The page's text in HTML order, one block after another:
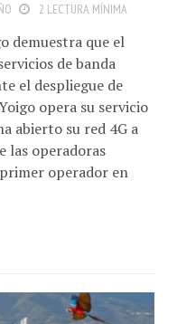
2 LECTURA MÍNIMA
demuestra que el
de banda
el despliegue de
opera su servicio
abierto su red 4G a
las operadoras
operador en